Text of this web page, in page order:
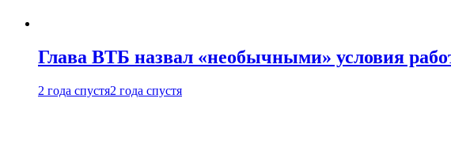
Глава ВТБ назвал «необычными» условия
2 года спустя2 года спустя